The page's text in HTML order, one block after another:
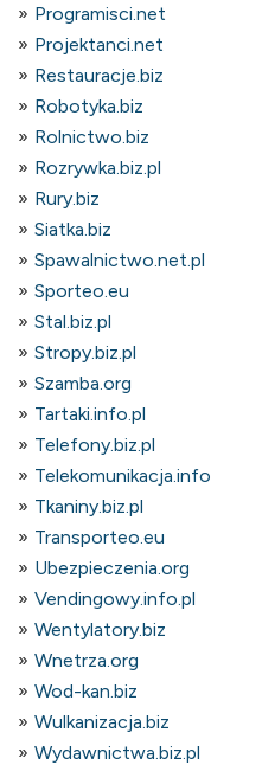
Programisci.net
Projektanci.net
Restauracje.biz
Robotyka.biz
Rolnictwo.biz
Rozrywka.biz.pl
Rury.biz
Siatka.biz
Spawalnictwo.net.pl
Sporteo.eu
Stal.biz.pl
Stropy.biz.pl
Szamba.org
Tartaki.info.pl
Telefony.biz.pl
Telekomunikacja.info
Tkaniny.biz.pl
Transporteo.eu
Ubezpieczenia.org
Vendingowy.info.pl
Wentylatory.biz
Wnetrza.org
Wod-kan.biz
Wulkanizacja.biz
Wydawnictwa.biz.pl